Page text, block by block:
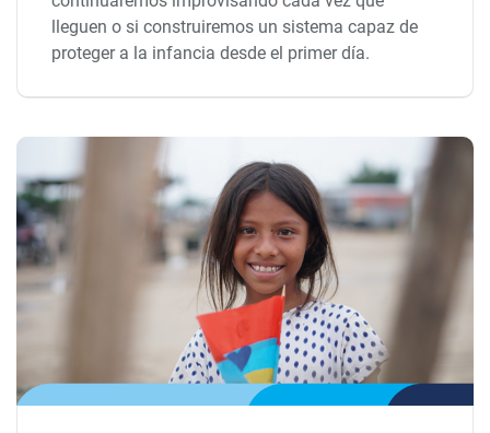
lleguen o si construiremos un sistema capaz de
proteger a la infancia desde el primer día.